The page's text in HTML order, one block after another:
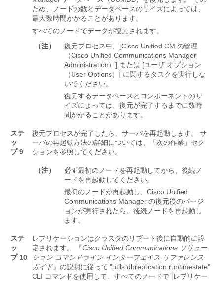
ため、ノードの数とデータベースのサイズによっては、
最大数時間かかることがあります。
すべてのノードでデータが復元されます。
（注）
復元プロセス中、[Cisco Unified CM の管理
（Cisco Unified Communications Manager
Administration）] または [ユーザ オプション
（User Options）] に関するタスクを実行しな
いでください。
復元するデータベースとコンポーネントのサ
イズによっては、復元が完了するまでに数時
間かかることがあります。
ステ
ッ
プ 9
復元プロセスが完了したら、サーバを再起動します。 サ
ーバの再起動方法の詳細については、「次の作業」セク
ションを参照してください。
（注）
必ず最初のノードを再起動してから、後続ノ
ードを再起動してください。
最初のノードが再起動し、 Cisco Unified
Communications Manager の復元後のバージ
ョンが実行されたら、後続ノードを再起動し
ます。
ステ
ッ
プ 10
レプリケーションはクラスタのリブート後に自動的に設
定されます。 『Cisco Unified Communications ソリュー
ション コマンドライン インターフェイス リファレンス
ガイド』の説明に従って "utils dbreplication runtimestate"
CLI コマンドを使用して、すべてのノードで [レプリケー